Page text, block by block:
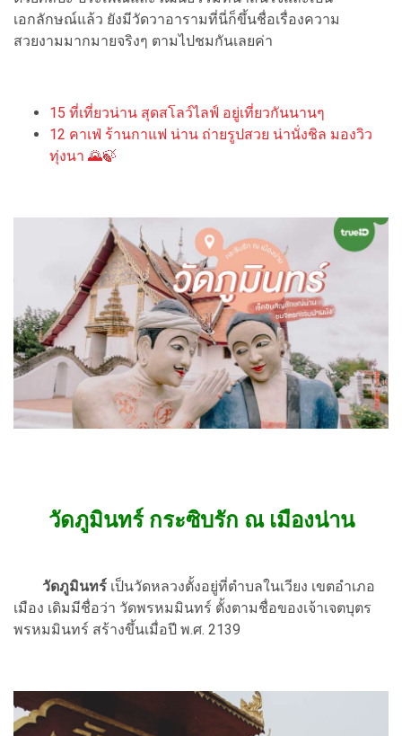
เอกลักษณ์แล้ว ยังมีวัดวาอารามที่นี่ก็ขึ้นชื่อเรื่องความ
สวยงามมากมายจริงๆ ตามไปชมกันเลยค่า
15 ที่เที่ยวน่าน สุดสโลว์ไลฟ์ อยู่เที่ยวกันนานๆ
12 คาเฟ่ ร้านกาแฟ น่าน ถ่ายรูปสวย น่านั่งชิล มองวิว
ทุ่งนา 🌄🍃
วัดภูมินทร์ กระซิบรัก ณ เมืองน่าน
วัดภูมินทร์ เป็นวัดหลวงตั้งอยู่ที่ตำบลในเวียง เขตอำเภอ
เมือง เดิมมีชื่อว่า วัดพรหมมินทร์ ตั้งตามชื่อของเจ้าเจตบุตร
พรหมมินทร์ สร้างขึ้นเมื่อปี พ.ศ. 2139